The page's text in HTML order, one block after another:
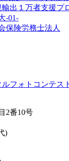
2番10号
)